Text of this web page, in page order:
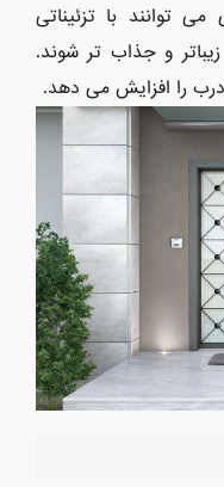
توانند با تزئیناتی
و جذاب تر شوند.
درب را افزایش می دهد.